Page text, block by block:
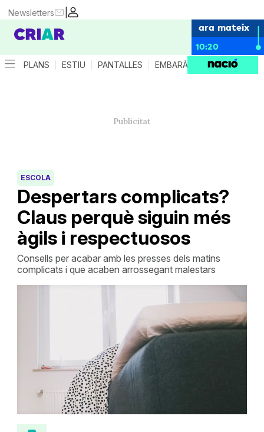
|
Newsletters
ara mateix
10:20
PLANS ESTIU PANTALLES EMBARÀS CRIANÇA
Despertars complicats?
Claus perquè siguin més
àgils i respectuosos
ESCOLA
Consells per acabar amb les presses dels matins
complicats i que acaben arrossegant malestars